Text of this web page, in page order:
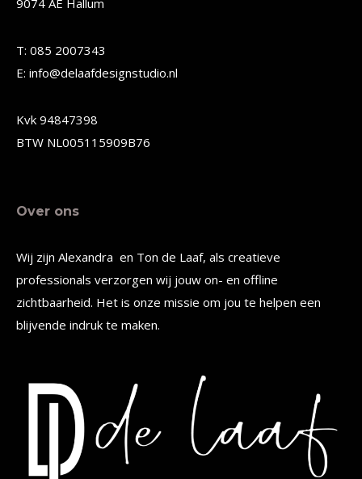
kan
worden
de
productpagina
9074 AE Hallum
T: 085 2007343
E: info@delaafdesignstudio.nl
Kvk 94847398
BTW NL005115909B76
Over ons
Wij zijn Alexandra en Ton de Laaf, als creatieve
professionals verzorgen wij jouw on- en offline
zichtbaarheid. Het is onze missie om jou te helpen een
blijvende indruk te maken.